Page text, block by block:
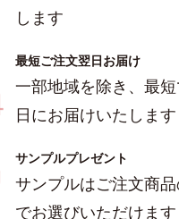
します
最短ご注文翌日お届け
一部地域を除き、最
日にお届けいたします
サンプルプレゼント
サンプルはご注文商
でお選びいただけます